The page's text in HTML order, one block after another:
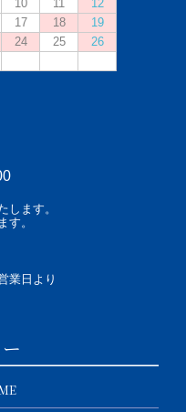
します。
す。
業日より